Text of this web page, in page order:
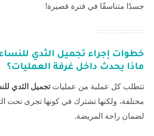
جسدًا متناسقًا في فترة قصيرة!
خطوات إجراء تجميل الثدي
ماذا يحدث داخل غرفة العمليات؟
تتطلب كل عملية من عملياتتجميل الثدي
مختلفة، ولكنها تشترك في كونها تجرى تحت
لضمان راحة المريضة.